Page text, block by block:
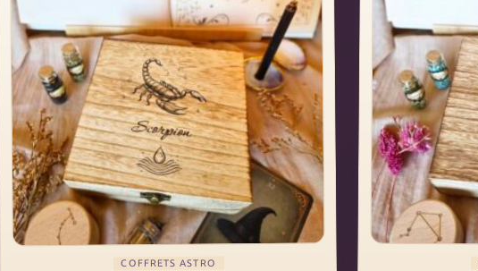
COFFRETS ASTRO